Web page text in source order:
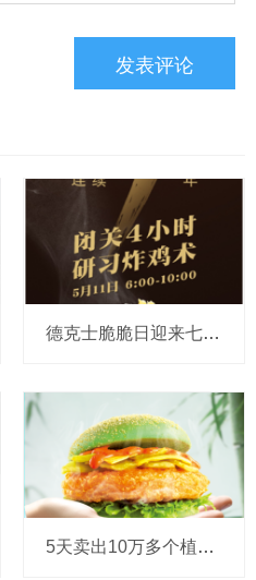
德克士脆脆日迎来七周年，干锅风味炸鸡火热来袭
5天卖出10万多个植物肉汉堡！德克士CMO：我们有信心和决心做大规模上市